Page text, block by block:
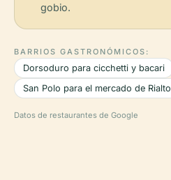
gobio.
BARRIOS GASTRONÓMICOS:
Dorsoduro para cicchetti y bacari
San Polo para el mercado de Rialto
Datos de restaurantes de Google